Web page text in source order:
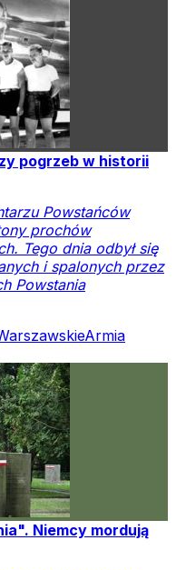
pogrzeb w historii
Powstańców
prochów
Tego dnia odbył się
i spalonych przez
Powstania
Armia
Niemcy mordują